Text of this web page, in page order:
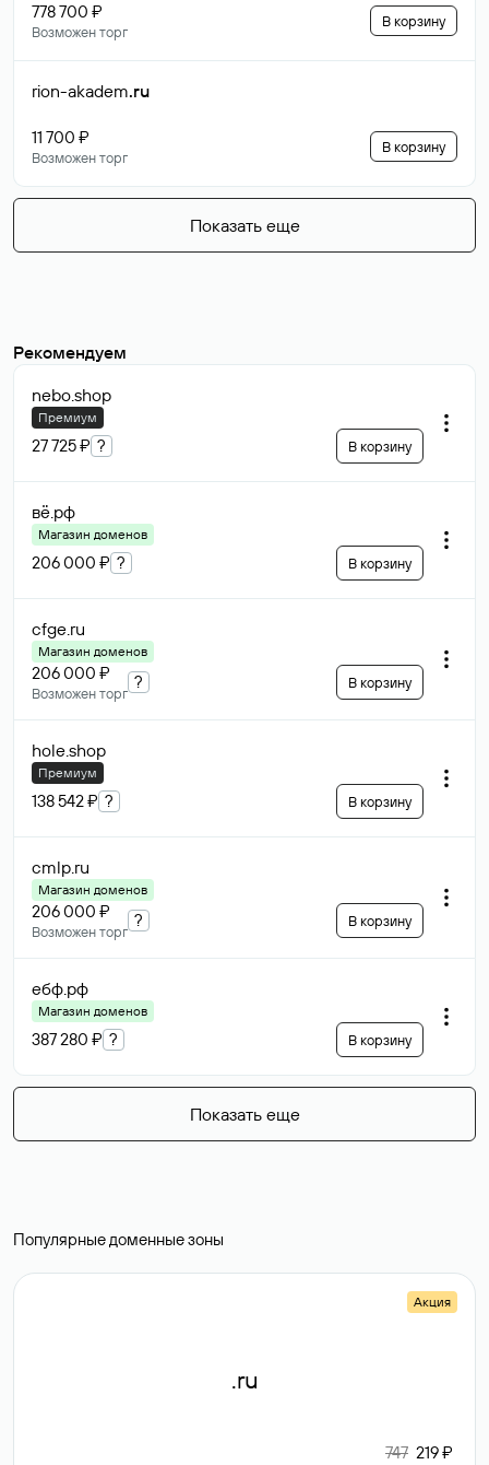
778 700 ₽
Возможен торг
В корзину
rion-akadem.ru
11 700 ₽
Возможен торг
В корзину
Показать еще
Рекомендуем
nebo.shop
Премиум
27 725 ₽ ? В корзину
вё.рф
Магазин доменов
206 000 ₽ ? В корзину
cfge.ru
Магазин доменов
206 000 ₽
Возможен торг
? В корзину
hole.shop
Премиум
138 542 ₽ ? В корзину
cmlp.ru
Магазин доменов
206 000 ₽
Возможен торг
? В корзину
ебф.рф
Магазин доменов
387 280 ₽ ? В корзину
Показать еще
Популярные доменные зоны
Акция
.ru
747 219 ₽